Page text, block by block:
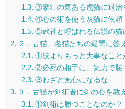
1.3. ③豪壮の氣ある虎猫に退治
1.4. ④心の術を使う灰猫に依頼
1.5. ⑤武神と呼ばれる伝説の猫
2. ２．古猫、名猫たちの疑問に答
2.1. ①技よりもっと大事なこと
2.2. ②必死の相手に、気力で勝
2.3. ③わざと無心になるな
3. ３．古猫が剣術者に剣の心を教
3.1. ①剣術は勝つことなのか？